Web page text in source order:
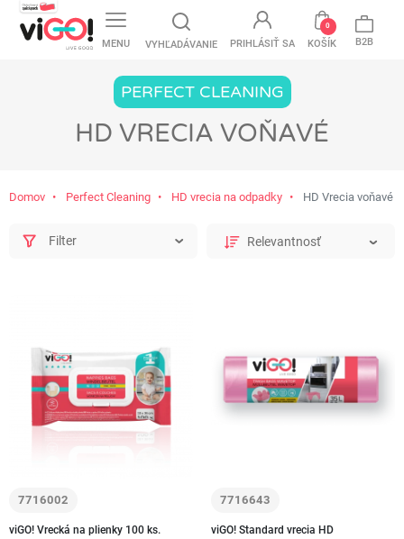
MENU VYHĽADÁVANIE PRIHLÁSIŤ SA KOŠÍK
0
B2B
PERFECT CLEANING
HD VRECIA VOŇAVÉ
Domov Perfect Cleaning HD vrecia na odpadky HD Vrecia voňavé
Filter
7716002
viGO! Vrecká na plienky 100 ks.
7716643
viGO! Standard vrecia HD